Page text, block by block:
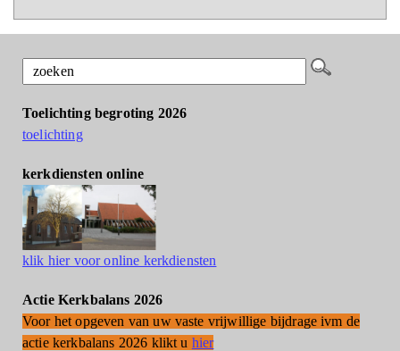
Toelichting begroting 2026
toelichting
kerkdiensten online
klik hier voor online kerkdiensten
Actie Kerkbalans 2026
Voor het opgeven van uw vaste vrijwillige bijdrage ivm de
actie kerkbalans 2026 klikt u hier